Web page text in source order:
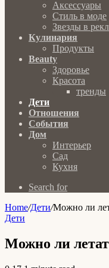
Аксессуары
Стиль в моде
Звезды в
Кулинария
Продукты
Beauty
Здоровье
Красота
тренды
Дети
Отношения
События
Дом
Интерьер
Сад
Кухня
Search for
Home/Дети/Можно ли
Дети
Можно ли